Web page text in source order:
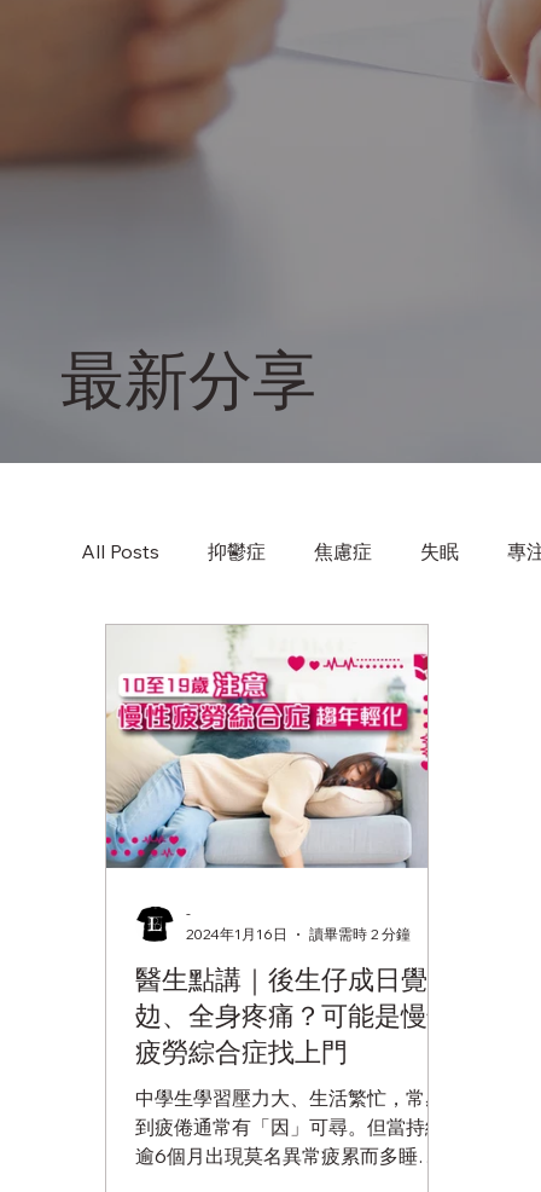
最新分享
All Posts 抑鬱症 焦慮症 失眠 專
醫生點講｜後生仔成日覺
攰、全身疼痛？可能是慢性
疲勞綜合症找上門
中學生學習壓力大、生活繁忙，常感
到疲倦通常有「因」可尋。但當持續
逾6個月出現莫名異常疲累而多睡也沒
-
2024年1月16日
讀畢需時 2 分鐘